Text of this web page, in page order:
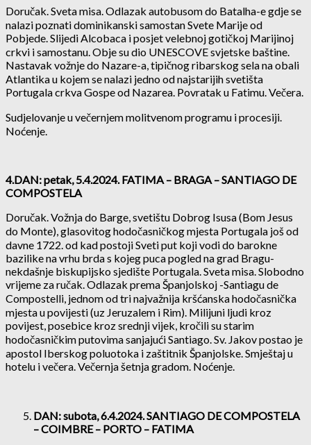
Doručak. Sveta misa. Odlazak autobusom do Batalha-e gdje se
nalazi poznati dominikanski samostan Svete Marije od
Pobjede. Slijedi Alcobaca i posjet velebnoj gotičkoj Marijinoj
crkvi i samostanu. Obje su dio UNESCOVE svjetske baštine.
Nastavak vožnje do Nazare-a, tipičnog ribarskog sela na obali
Atlantika u kojem se nalazi jedno od najstarijih svetišta
Portugala crkva Gospe od Nazarea. Povratak u Fatimu. Večera.
Sudjelovanje u večernjem molitvenom programu i procesiji.
Noćenje.
4.DAN: petak, 5.4.2024. FATIMA – BRAGA – SANTIAGO DE
COMPOSTELA
Doručak. Vožnja do Barge, svetištu Dobrog Isusa (Bom Jesus
do Monte), glasovitog hodočasničkog mjesta Portugala još od
davne 1722. od kad postoji Sveti put koji vodi do barokne
bazilike na vrhu brda s kojeg puca pogled na grad Bragu-
nekdašnje biskupijsko sjedište Portugala. Sveta misa. Slobodno
vrijeme za ručak. Odlazak prema Španjolskoj -Santiagu de
Compostelli, jednom od tri najvažnija kršćanska hodočasnička
mjesta u povijesti (uz Jeruzalem i Rim). Milijuni ljudi kroz
povijest, posebice kroz srednji vijek, kročili su starim
hodočasničkim putovima sanjajući Santiago. Sv. Jakov postao je
apostol Iberskog poluotoka i zaštitnik Španjolske. Smještaj u
hotelu i večera. Večernja šetnja gradom. Noćenje.
DAN: subota, 6.4.2024. SANTIAGO DE COMPOSTELA
– COIMBRE – PORTO – FATIMA